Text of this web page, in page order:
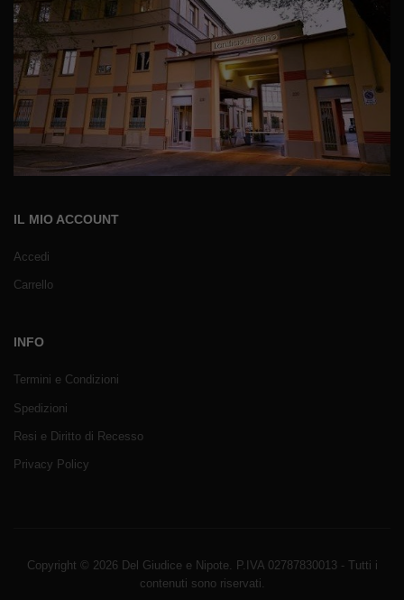
IL MIO ACCOUNT
Accedi
Carrello
INFO
Termini e Condizioni
Spedizioni
Resi e Diritto di Recesso
Privacy Policy
Copyright © 2026 Del Giudice e Nipote. P.IVA 02787830013 - Tutti i
contenuti sono riservati.